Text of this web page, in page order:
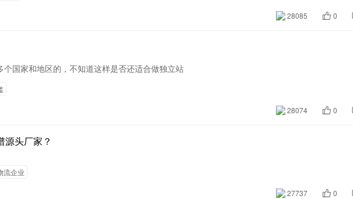
28085 0
国家和地区的，不知道这样是否还适合做独立站
28074 0
源头厂家？
流企业
27737 0